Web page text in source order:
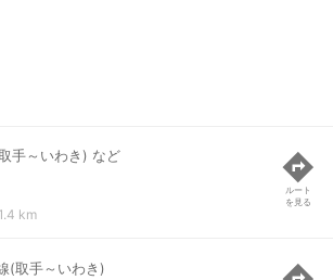
手～いわき) など
km
ルート
を見る
(取手～いわき)